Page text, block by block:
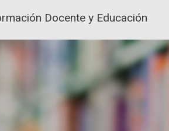
Docente y Educación